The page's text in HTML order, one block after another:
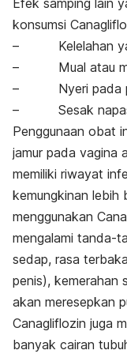
Efek samping lain
konsumsi
– Kelelahan
– Mual atau
– Nyeri pada
– Sesak
Penggunaan obat
jamur pada vagina
memiliki riwayat
kemungkinan lebih
menggunakan
mengalami tanda-
sedap, rasa
penis), kemerahan
akan meresepkan
Canagliflozin juga
banyak cairan